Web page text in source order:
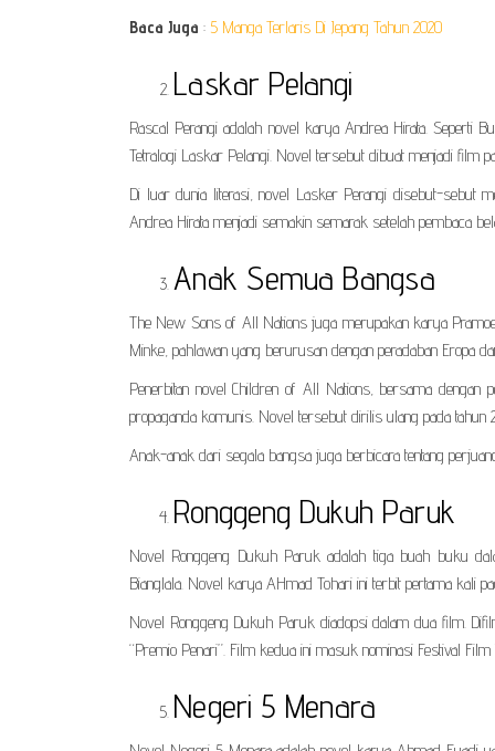
Baca Juga : 5 Manga Terlaris Di Jepang Tahun 2020
Laskar Pelangi
Rascal Perangi adalah novel karya Andrea Hirata. Seperti
Tetralogi Laskar Pelangi. Novel tersebut dibuat menjadi film
Di luar dunia literasi, novel Lasker Perangi disebut-sebut
Andrea Hirata menjadi semakin semarak setelah pembaca
Anak Semua Bangsa
The New Sons of All Nations juga merupakan karya
Minke, pahlawan yang berurusan dengan peradaban Eropa
Penerbitan novel Children of All Nations, bersama dengan
propaganda komunis. Novel tersebut dirilis ulang pada tahun
Anak-anak dari segala bangsa juga berbicara tentang
Ronggeng Dukuh Paruk
Novel Ronggeng Dukuh Paruk adalah tiga buah buku
Bianglala. Novel karya AHmad Tohari ini terbit pertama kali
Novel Ronggeng Dukuh Paruk diadopsi dalam dua film.
“Premio Penari”. Film kedua ini masuk nominasi Festival Film
Negeri 5 Menara